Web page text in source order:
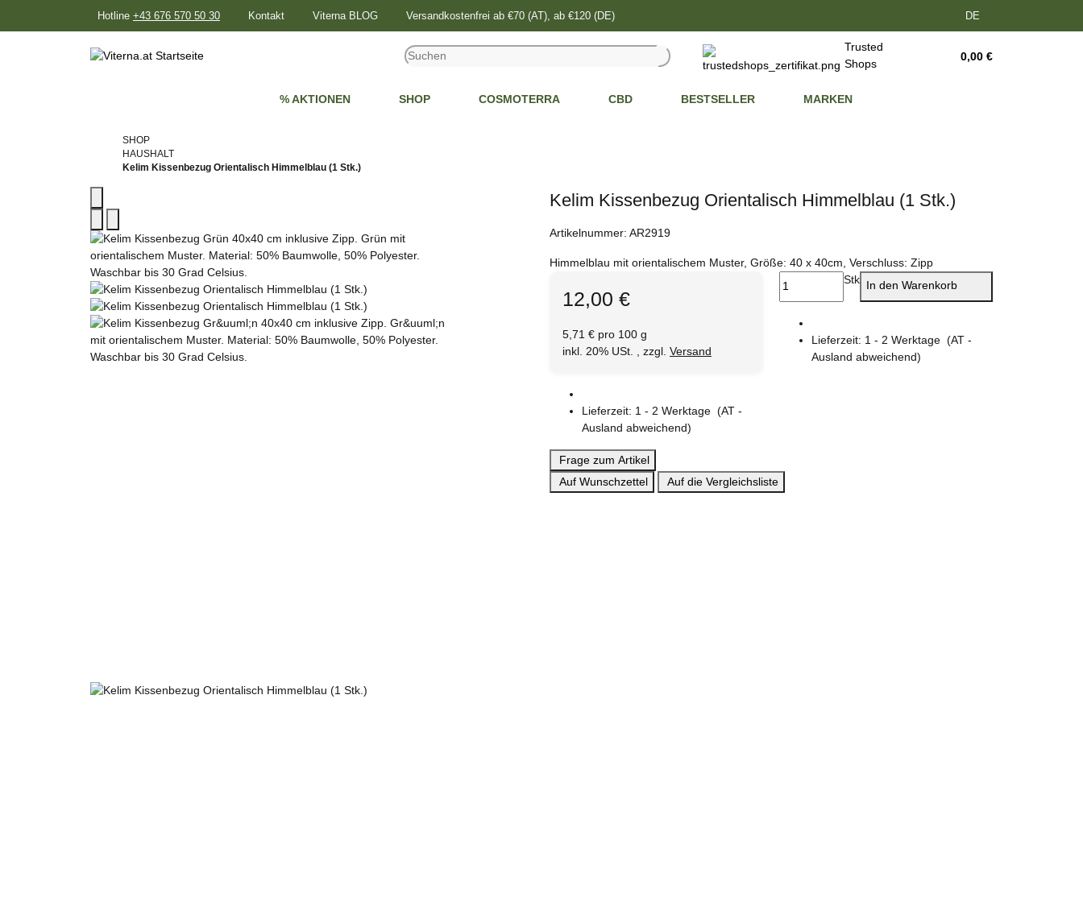
Hotline +43 676 570 50 30 Kontakt Viterna BLOG Versandkostenfrei ab €70 (AT), ab €120 (DE) DE
Trusted
Shops
0,00 €
% AKTIONEN SHOP COSMOTERRA CBD BESTSELLER MARKEN
SHOP
HAUSHALT
Kelim Kissenbezug Orientalisch Himmelblau (1 Stk.)
Kelim Kissenbezug Orientalisch Himmelblau (1 Stk.)
Artikelnummer: AR2919
Himmelblau mit orientalischem Muster, Größe: 40 x 40cm, Verschluss: Zipp
12,00 €
5,71 € pro 100 g
inkl. 20% USt. , zzgl. Versand
Lieferzeit: 1 - 2 Werktage (AT -
Ausland abweichend)
Stk In den Warenkorb
Lieferzeit: 1 - 2 Werktage (AT -
Ausland abweichend)
Frage zum Artikel
Auf Wunschzettel
Auf die Vergleichsliste